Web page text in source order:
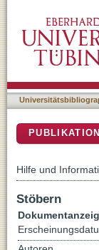
Hilfe und
Stöbern